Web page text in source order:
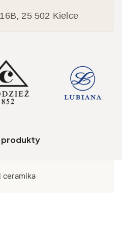
25 502 Kielce
produkty
ceramika